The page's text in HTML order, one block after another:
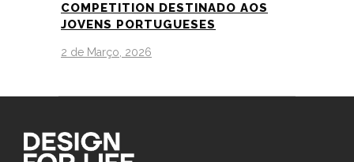
COMPETITION DESTINADO AOS
JOVENS PORTUGUESES
2 de Março, 2026